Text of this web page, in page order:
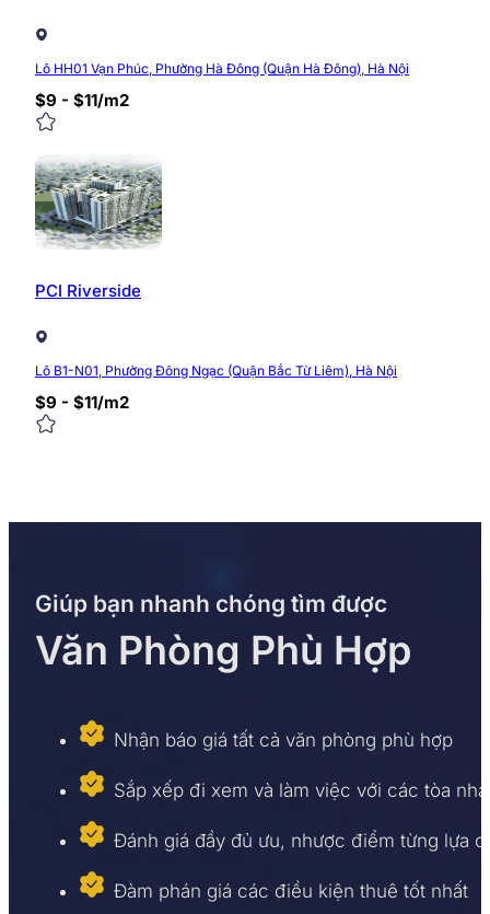
Lô HH01 Vạn Phúc, Phường Hà Đông (Quận Hà Đông), Hà Nội
$9 - $11/m2
PCI Riverside
Lô B1-N01, Phường Đông Ngạc (Quận Bắc Từ Liêm), Hà Nội
$9 - $11/m2
Giúp bạn nhanh chóng tìm được
Văn Phòng Phù Hợp
Nhận báo giá tất cả văn phòng phù hợp
Sắp xếp đi xem và làm việc với các tòa nhà
Đánh giá đầy đủ ưu, nhược điểm từng lựa
Đàm phán giá các điều kiện thuê tốt nhất